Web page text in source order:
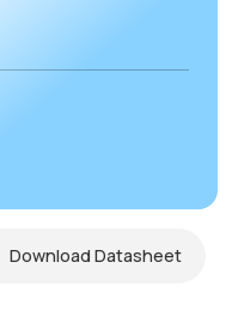
Download Datasheet